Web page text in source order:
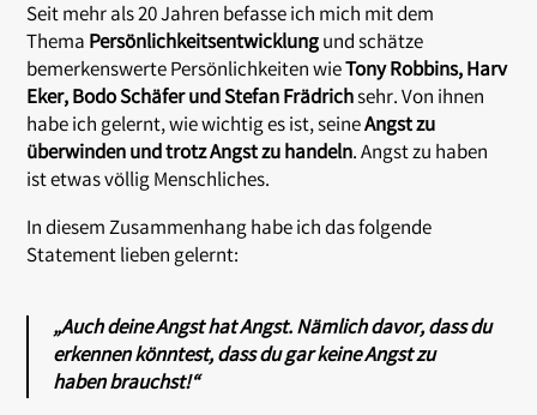
Seit mehr als 20 Jahren befasse ich mich mit dem
Thema Persönlichkeitsentwicklungund schätze
bemerkenswerte Persönlichkeiten wieTony Robbins, Harv
Eker, Bodo Schäfer und Stefan Frädrichsehr. Von ihnen
habe ich gelernt, wie wichtig es ist, seineAngst zu
überwinden und trotz Angst zu handeln. Angst zu haben
ist etwas völlig Menschliches.
In diesem Zusammenhang habe ich das folgende
Statement lieben gelernt:
„Auch deine Angst hat Angst. Nämlich davor, dass du
erkennen könntest, dass du gar keine Angst zu
haben brauchst!“